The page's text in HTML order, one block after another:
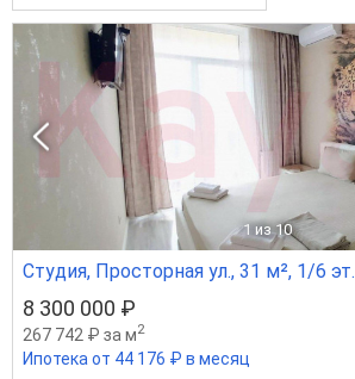
1 из 10
Студия, Просторная ул., 31 м², 1/6 эт.
8 300 000 ₽
267 742 ₽ за м2
Ипотека от 44 176 ₽ в месяц